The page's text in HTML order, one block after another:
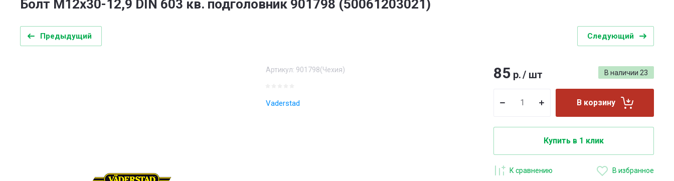
Болт М12х30-12,9 DIN 603 кв. подголовник 901798 (50061203021)
Предыдущий Следующий
Артикул: 901798(Чехия)
Vaderstad
В наличии 23
85 р./ шт
В корзину
Купить в 1 клик
К сравнению В избранное